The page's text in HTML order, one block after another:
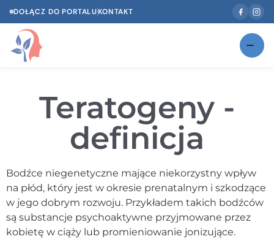
DOŁĄCZ DO PORTALUKONTAKT
NOWOŚĆ
Według specjalizacji
Diagnozy psychologiczne
Testy psychologiczne
Teratogeny -
definicja
Bodźce niegenetyczne mające niekorzystny wpływ
na płód, który jest w okresie prenatalnym i szkodzące
w jego dobrym rozwoju. Przykładem takich bodźców
są substancje psychoaktywne przyjmowane przez
kobietę w ciąży lub promieniowanie jonizujące.